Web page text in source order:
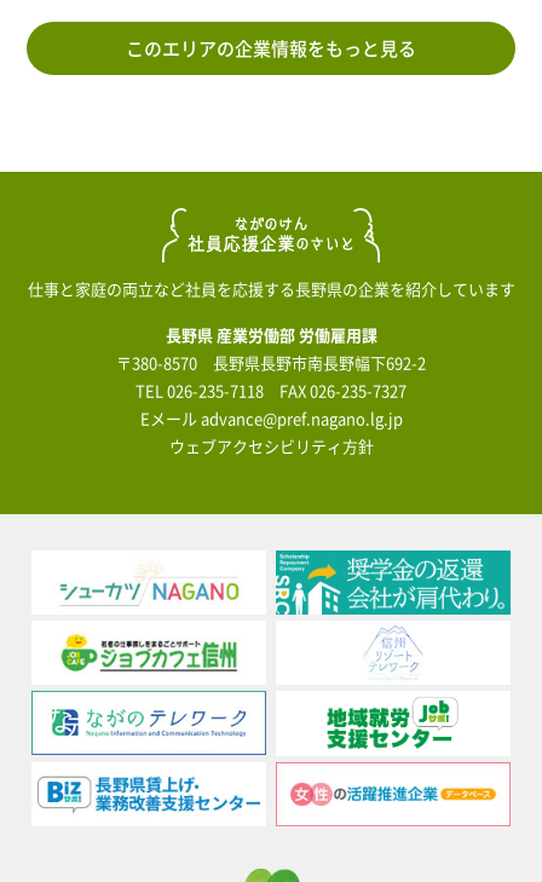
このエリアの企業情報をもっと見る
仕事と家庭の両立など社員を応援する長野県の企業を紹介しています
長野県 産業労働部 労働雇用課
〒380-8570 長野県長野市南長野幅下692-2
TEL 026-235-7118 FAX 026-235-7327
Eメールadvance@pref.nagano.lg.jp
ウェブアクセシビリティ方針